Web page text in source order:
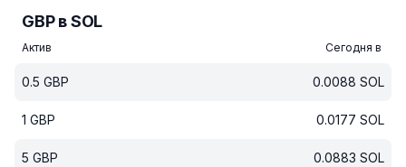
GBP в SOL
Актив Сегодня в
0.5 GBP 0.0088 SOL
1 GBP 0.0177 SOL
5 GBP 0.0883 SOL